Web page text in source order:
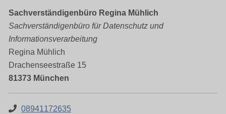
Sachverständigenbüro Regina Mühlich
Sachverständigenbüro für Datenschutz und
Informationsverarbeitung
Regina Mühlich
Drachenseestraße 15
81373 München
08941172635